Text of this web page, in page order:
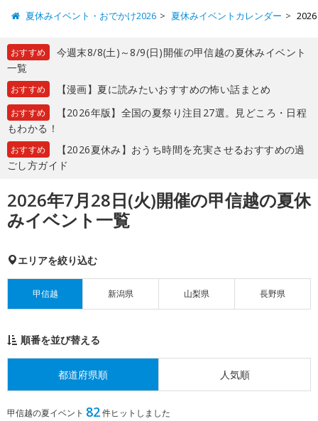
夏休みイベント・おでかけ2026 夏休みイベントカレンダー
おすすめ
今週末8/8(土)～8/9(日)開催の甲信越の夏休みイベント
一覧
おすすめ 【漫画】夏に読みたいおすすめの怖い話まとめ
おすすめ
【2026年版】全国の夏祭り注目27選。見どころ・日程
もわかる！
おすすめ
【2026夏休み】おうち時間を充実させるおすすめの過
ごし方ガイド
2026年7月28日(火)開催の甲信越の夏休
みイベント一覧
エリアを絞り込む
甲信越 新潟県 山梨県 長野県
順番を並び替える
都道府県順 人気順
甲信越の夏イベント 82件ヒットしました